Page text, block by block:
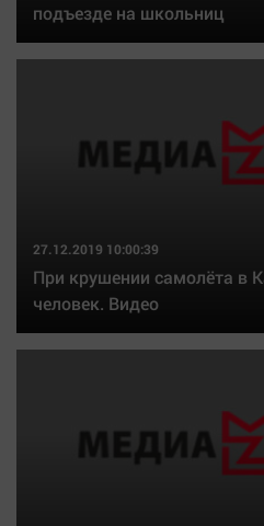
подъезде на школьниц
27.12.2019 10:00:39
При крушении самолёта в
человек. Видео